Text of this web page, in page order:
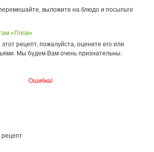
выложите на блюдо и посыпьте
«Плов»
рецепт, пожалуйста, оцените его или
Мы будем Вам очень признательны.
Ошибка!
рецепт